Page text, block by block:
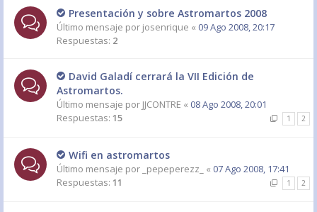
Presentación y sobre Astromartos 2008
Último mensaje por josenrique « 09 Ago 2008, 20:17
Respuestas: 2
David Galadí cerrará la VII Edición de
Astromartos.
Último mensaje por JJCONTRE « 08 Ago 2008, 20:01
Respuestas: 15 1 2
Wifi en astromartos
Último mensaje por _pepeperezz_ « 07 Ago 2008, 17:41
Respuestas: 11 1 2